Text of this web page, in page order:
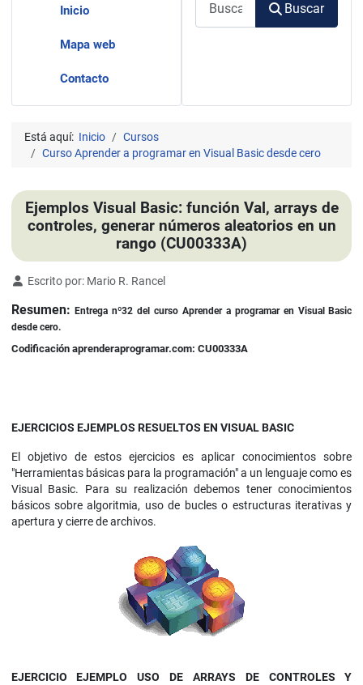
Inicio
Mapa web
Contacto
Buscar
Está aquí: Inicio
Cursos
Curso Aprender a programar en Visual Basic desde cero
Ejemplos Visual Basic: función Val, arrays de
controles, generar números aleatorios en un
rango (CU00333A)
Detalles
Escrito por: Mario R. Rancel
Resumen:Entrega nº32 del curso Aprender a programar en Visual Basic
desde cero.
Codificación aprenderaprogramar.com: CU00333A
EJERCICIOS EJEMPLOS RESUELTOS EN VISUAL BASIC
El objetivo de estos ejercicios es aplicar conocimientos sobre
"Herramientas básicas para la programación" a un lenguaje como es
Visual Basic. Para su realización debemos tener conocimientos
básicos sobre algoritmia, uso de bucles o estructuras iterativas y
apertura y cierre de archivos.
EJERCICIO EJEMPLOUSO DE ARRAYS DE CONTROLES Y